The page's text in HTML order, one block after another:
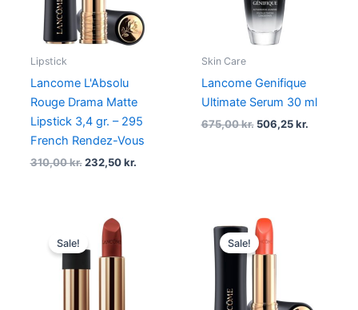
Lipstick
Lancome L'Absolu
Rouge Drama Matte
Lipstick 3,4 gr. – 295
French Rendez-Vous
310,00kr. 232,50kr.
Skin Care
Lancome Genifique
Ultimate Serum 30 ml
675,00kr. 506,25kr.
Sale!
Original
price
was:
Sale!
Original
price
was: